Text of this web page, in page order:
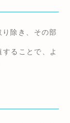
除き、その部
ることで、よ